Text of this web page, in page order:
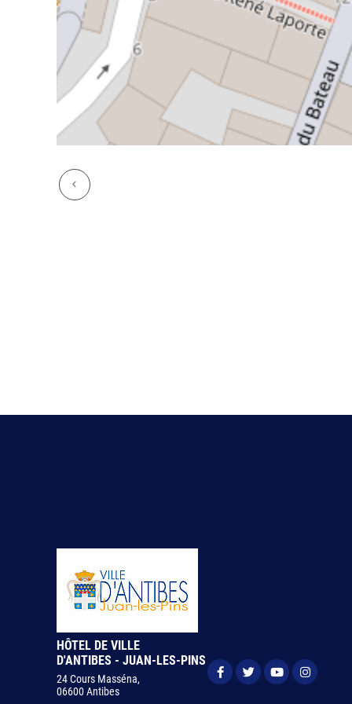
HÔTEL DE VILLE
D'ANTIBES - JUAN-LES-PINS
24 Cours Masséna,
06600 Antibes